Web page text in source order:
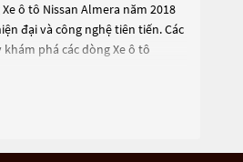
Xe ô tô Nissan Almera năm 2018
đại và công nghệ tiên tiến. Các
phá các dòngXe ô tô